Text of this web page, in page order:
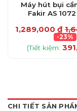
Máy hút bụi
Fakir AS
1,289,000 ₫
-23%
(Tiết kiệm:
CHI TIẾT SẢN